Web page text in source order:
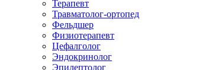
Терапевт
Травматолог-ортопед
Фельдшер
Физиотерапевт
Цефалголог
Эндокринолог
Эпилептолог